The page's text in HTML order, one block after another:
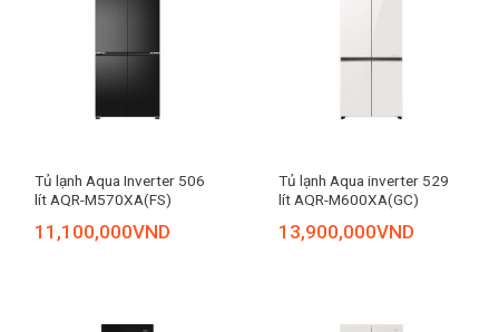
Tủ lạnh Aqua Inverter 506
lít AQR-M570XA(FS)
11,100,000VND
Tủ lạnh Aqua inverter 529
lít AQR-M600XA(GC)
13,900,000VND